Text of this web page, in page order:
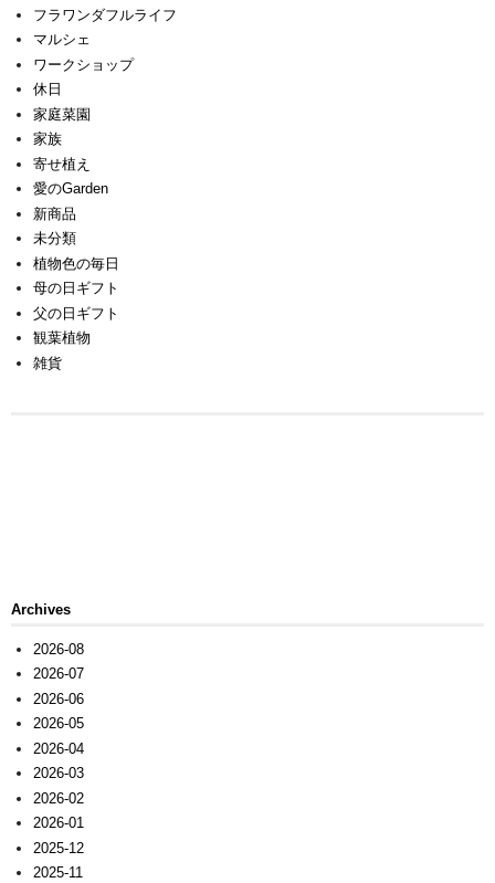
フラワンダフルライフ
マルシェ
ワークショップ
休日
家庭菜園
家族
寄せ植え
愛のGarden
新商品
未分類
植物色の毎日
母の日ギフト
父の日ギフト
観葉植物
雑貨
Archives
2026-08
2026-07
2026-06
2026-05
2026-04
2026-03
2026-02
2026-01
2025-12
2025-11